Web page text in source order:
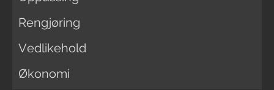
Rengjøring
Vedlikehold
Økonomi